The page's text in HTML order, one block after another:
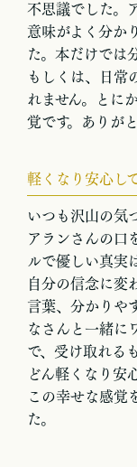
不思議でした。
意味がよく分か
た。本だけでは
もしくは、日常
れません。とに
覚です。ありが
軽くなり安心し
いつも沢山の気
アランさんの口
ルで優しい真実
自分の信念に変
言葉、分かりや
なさんと一緒に
で、受け取れる
どん軽くなり安
この幸せな感覚
た。